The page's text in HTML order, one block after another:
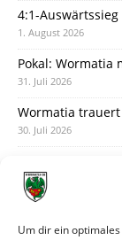
Um dir ein
4:1-
1. August 2026
Pokal: Wormatia
31. Juli 2026
Wormatia
30. Juli 2026
28. Juli 2026
28. Juli 2026